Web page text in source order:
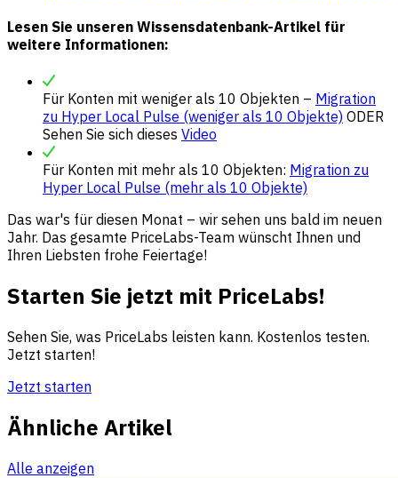
Lesen Sie unseren Wissensdatenbank-Artikel für
weitere Informationen:
Für Konten mit weniger als 10 Objekten – Migration
zu Hyper Local Pulse (weniger als 10 Objekte) ODER
Sehen Sie sich dieses Video
Für Konten mit mehr als 10 Objekten: Migration zu
Hyper Local Pulse (mehr als 10 Objekte)
Das war's für diesen Monat – wir sehen uns bald im neuen
Jahr. Das gesamte PriceLabs-Team wünscht Ihnen und
Ihren Liebsten frohe Feiertage!
Starten Sie jetzt mit PriceLabs!
Sehen Sie, was PriceLabs leisten kann. Kostenlos testen.
Jetzt starten!
Jetzt starten
Ähnliche Artikel
Alle anzeigen